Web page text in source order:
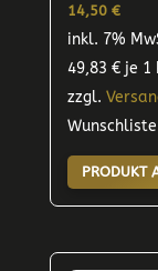
14,50 €
inkl. 7%
49,83 €je 1
zzgl.
Wunschliste
PRODUKT